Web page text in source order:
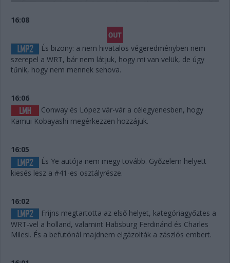
16:08
És bizony: a nem hivatalos végeredményben nem
szerepel a WRT, bár nem látjuk, hogy mi van velük, de úgy
tűnik, hogy nem mennek sehova.
16:06
Conway és López vár-vár a célegyenesben, hogy
Kamui Kobayashi megérkezzen hozzájuk.
16:05
És Ye autója nem megy tovább. Győzelem helyett
kiesés lesz a #41-es osztályrésze.
16:02
Frijns megtartotta az első helyet, kategóriagyőztes a
WRT-vel a holland, valamint Habsburg Ferdinánd és Charles
Milesi. És a befutónál majdnem elgázolták a zászlós embert.